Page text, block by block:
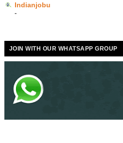
Indianjobu
-
JOIN WITH OUR WHATSAPP GROUP